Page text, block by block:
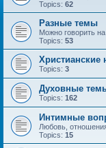
Topics: 62
Разные темы
Можно говорить
Topics: 53
Христианские
Topics: 3
Духовные
Topics: 162
Интимные
Любовь,
Topics: 15